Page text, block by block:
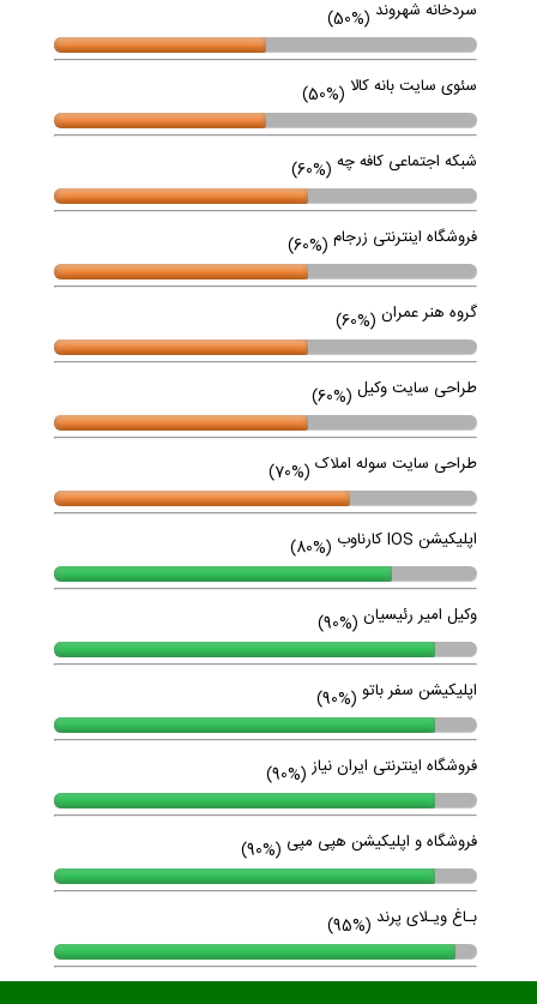
سردخانه شهروند (50%)
سئوی سایت بانه کالا (50%)
شبکه اجتماعی کافه چه (60%)
فروشگاه اینترنتی زرجام (60%)
گروه هنر عمران (60%)
طراحی سایت وکیل (60%)
طراحی سایت سوله املاک (70%)
اپلیکیشن IOS کارناوب (80%)
وکیل امیر رئیسیان (90%)
اپلیکیشن سفر باتو (90%)
فروشگاه اینترنتی ایران نیاز (90%)
فروشگاه و اپلیکیشن هپی مپی (90%)
بـاغ ویـلای پرند (95%)